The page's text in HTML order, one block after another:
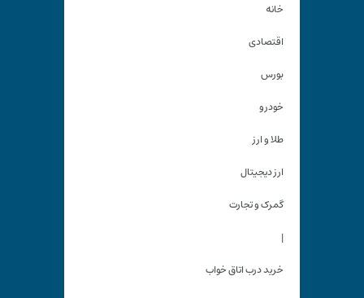
خانه
اقتصادی
بورس
خودرو
طلا و ارز
ارز دیجیتال
گمرک و تجارت
|
خرید درب اتاق خواب